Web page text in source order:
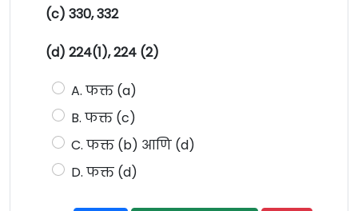
(c) 330, 332
(d) 224(1), 224 (2)
A. फक्त (a)
B. फक्त (c)
C. फक्त (b) आणि (d)
D. फक्त (d)